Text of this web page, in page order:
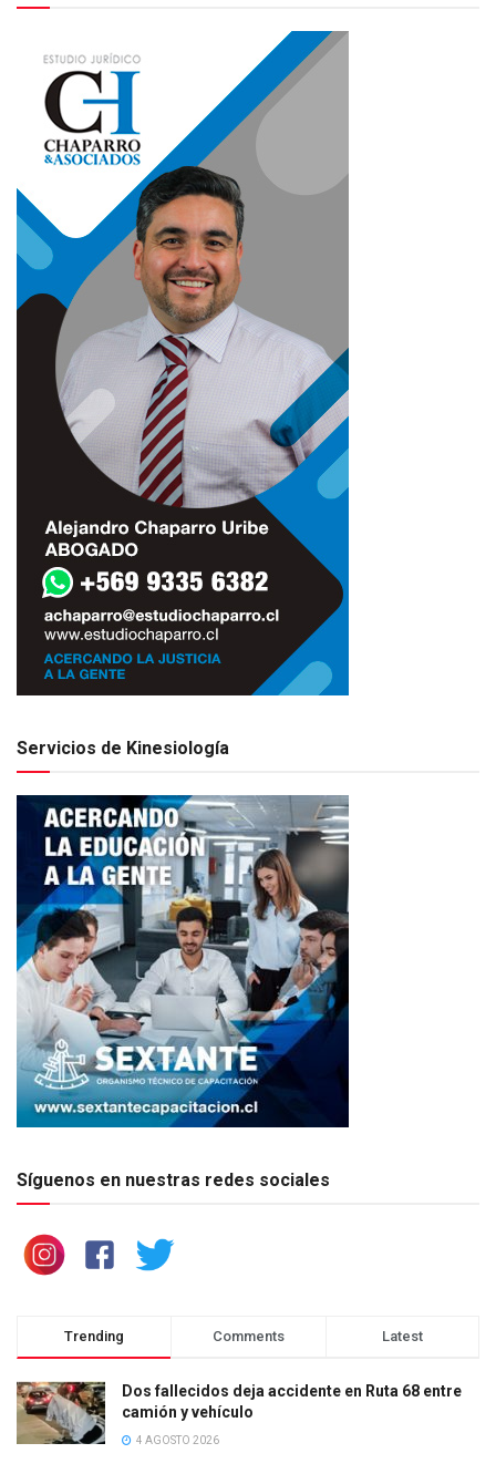
Servicios de Kinesiología
Síguenos en nuestras redes sociales
Trending Comments Latest
Dos fallecidos deja accidente en Ruta 68 entre
camión y vehículo
4 AGOSTO 2026